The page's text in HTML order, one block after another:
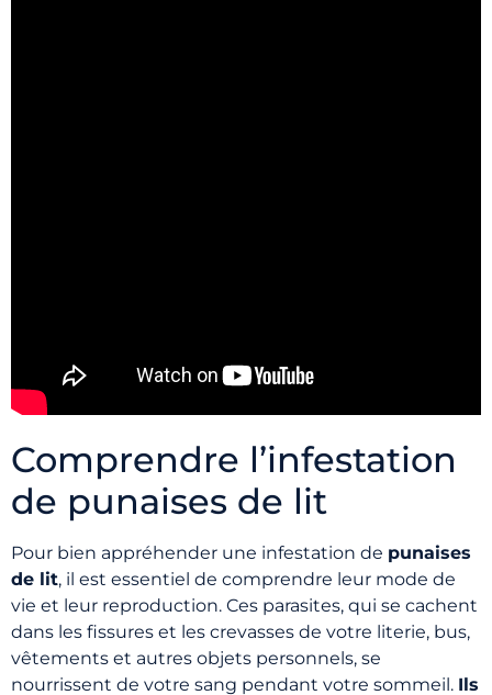
Comprendre l’infestation
de punaises de lit
Pour bien appréhender une infestation de punaises
de lit, il est essentiel de comprendre leur mode de
vie et leur reproduction. Ces parasites, qui se cachent
dans les fissures et les crevasses de votre literie, bus,
vêtements et autres objets personnels, se
nourrissent de votre sang pendant votre sommeil. Ils